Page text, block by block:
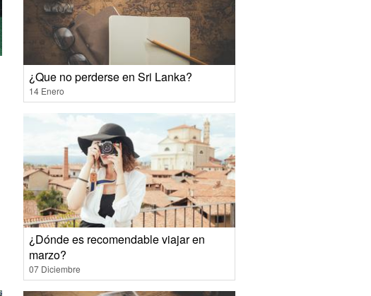
¿Que no perderse en Sri Lanka?
14 Enero
¿Dónde es recomendable viajar en
marzo?
07 Diciembre